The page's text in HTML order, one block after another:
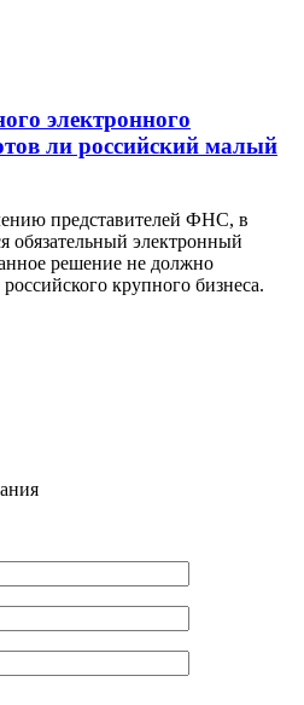
электронного
ли российский малый
представителей ФНС, в
обязательный электронный
решение не должно
российского крупного бизнеса.